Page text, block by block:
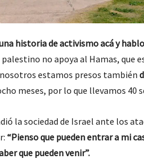
historia de activismo acá y
no apoya al Hamas,
estamos presos también
meses, por lo que llevamos 40
la sociedad de Israel ante los
“Pienso que pueden entrar a mi
que pueden venir”.